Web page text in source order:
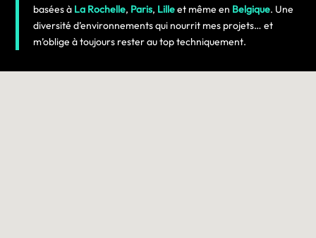
basées à La Rochelle, Paris, Lilleet même en Belgique. Une
diversité d’environnements qui nourrit mes projets… et
m’oblige à toujours rester au top techniquement.